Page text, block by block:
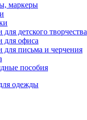
маркеры
детского творчества
для офиса
письма и черчения
пособия
одежды